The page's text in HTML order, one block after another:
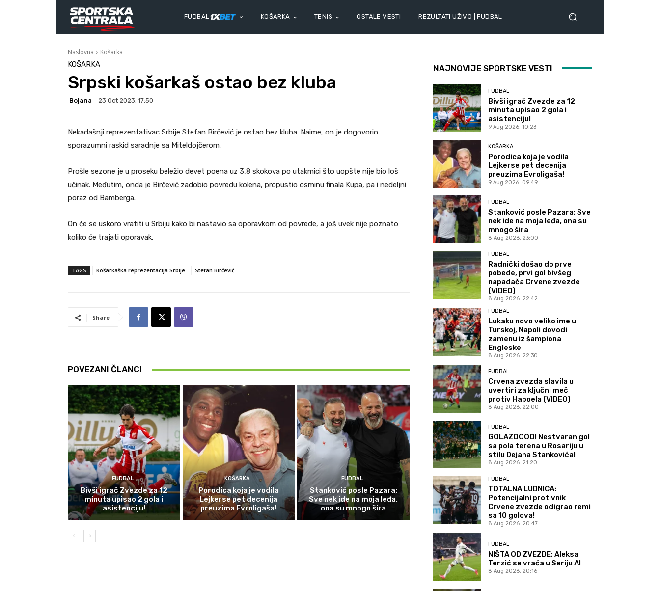
FUDBAL KOŠARKA TENIS OSTALE VESTI REZULTATI UŽIVO | FUDBAL
Naslovna Košarka
KOŠARKA
Srpski košarkaš ostao bez kluba
Bojana 23 Oct 2023. 17:50
Nekadašnji reprezentativac Srbije Stefan Birčević je ostao bez kluba. Naime, on je dogovorio
sporazumni raskid saradnje sa Miteldojčerom.
Prošle sezone je u proseku beležio devet poena uz 3,8 skokova po utakmici što uopšte nije bio loš
učinak. Međutim, onda je Birčević zadobio povredu kolena, propustio osminu finala Kupa, pa i nedeljni
poraz od Bamberga.
On će se uskoro vratiti u Srbiju kako bi nastavio sa oporavkom od povrede, a još uvek nije poznato
koliko će trajati oporavak.
TAGS Košarkaška reprezentacija Srbije Stefan Birčević
Share
POVEZANI ČLANCI
FUDBAL
Bivši igrač Zvezde za 12
minuta upisao 2 gola i
asistenciju!
KOŠARKA
Porodica koja je vodila
Lejkerse pet decenija
preuzima Evroligaša!
FUDBAL
Stanković posle Pazara:
Sve nek ide na moja leđa,
ona su mnogo šira
NAJNOVIJE SPORTSKE VESTI
FUDBAL
Bivši igrač Zvezde za 12
minuta upisao 2 gola i
asistenciju!
9 Aug 2026. 10:23
KOŠARKA
Porodica koja je vodila
Lejkerse pet decenija
preuzima Evroligaša!
9 Aug 2026. 09:49
FUDBAL
Stanković posle Pazara: Sve
nek ide na moja leđa, ona su
mnogo šira
8 Aug 2026. 23:00
FUDBAL
Radnički došao do prve
pobede, prvi gol bivšeg
napadača Crvene zvezde
(VIDEO)
8 Aug 2026. 22:42
FUDBAL
Lukaku novo veliko ime u
Turskoj, Napoli dovodi
zamenu iz šampiona
Engleske
8 Aug 2026. 22:30
FUDBAL
Crvena zvezda slavila u
uvertiri za ključni meč
protiv Hapoela (VIDEO)
8 Aug 2026. 22:00
FUDBAL
GOLAZOOOO! Nestvaran gol
sa pola terena u Rosariju u
stilu Dejana Stankovića!
8 Aug 2026. 21:20
FUDBAL
TOTALNA LUDNICA:
Potencijalni protivnik
Crvene zvezde odigrao remi
sa 10 golova!
8 Aug 2026. 20:47
FUDBAL
NIŠTA OD ZVEZDE: Aleksa
Terzić se vraća u Seriju A!
8 Aug 2026. 20:16